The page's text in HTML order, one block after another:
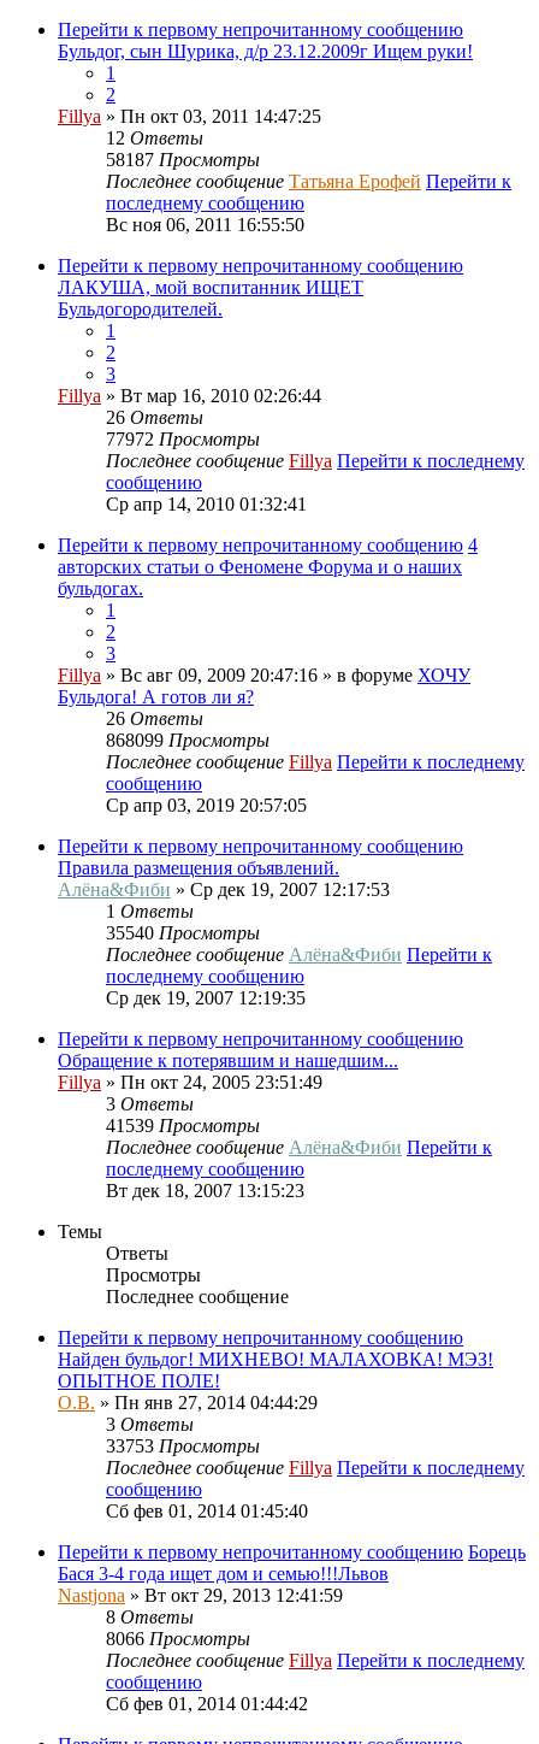
Перейти к первому непрочитанному сообщению
Бульдог, сын Шурика, д/р 23.12.2009г Ищем руки!
1
2
Fillya » Пн окт 03, 2011 14:47:25
12 Ответы
58187 Просмотры
Последнее сообщение Татьяна Ерофей Перейти к
последнему сообщению
Вс ноя 06, 2011 16:55:50
Перейти к первому непрочитанному сообщению
ЛАКУША, мой воспитанник ИЩЕТ
Бульдогородителей.
1
2
3
Fillya » Вт мар 16, 2010 02:26:44
26 Ответы
77972 Просмотры
Последнее сообщение Fillya Перейти к последнему
сообщению
Ср апр 14, 2010 01:32:41
Перейти к первому непрочитанному сообщению 4
авторских статьи о Феномене Форума и о наших
бульдогах.
1
2
3
Fillya » Вс авг 09, 2009 20:47:16 » в форуме ХОЧУ
Бульдога! А готов ли я?
26 Ответы
868099 Просмотры
Последнее сообщение Fillya Перейти к последнему
сообщению
Ср апр 03, 2019 20:57:05
Перейти к первому непрочитанному сообщению
Правила размещения объявлений.
Алёна&Фиби » Ср дек 19, 2007 12:17:53
1 Ответы
35540 Просмотры
Последнее сообщение Алёна&Фиби Перейти к
последнему сообщению
Ср дек 19, 2007 12:19:35
Перейти к первому непрочитанному сообщению
Обращение к потерявшим и нашедшим...
Fillya » Пн окт 24, 2005 23:51:49
3 Ответы
41539 Просмотры
Последнее сообщение Алёна&Фиби Перейти к
последнему сообщению
Вт дек 18, 2007 13:15:23
Темы
Ответы
Просмотры
Последнее сообщение
Перейти к первому непрочитанному сообщению
Найден бульдог! МИХНЕВО! МАЛАХОВКА! МЭЗ!
ОПЫТНОЕ ПОЛЕ!
О.В. » Пн янв 27, 2014 04:44:29
3 Ответы
33753 Просмотры
Последнее сообщение Fillya Перейти к последнему
сообщению
Сб фев 01, 2014 01:45:40
Перейти к первому непрочитанному сообщению Борець
Бася 3-4 года ищет дом и семью!!!Львов
Nastjona » Вт окт 29, 2013 12:41:59
8 Ответы
8066 Просмотры
Последнее сообщение Fillya Перейти к последнему
сообщению
Сб фев 01, 2014 01:44:42